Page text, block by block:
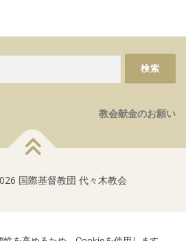
教会献金のお願い
国際基督教団 代々木教会